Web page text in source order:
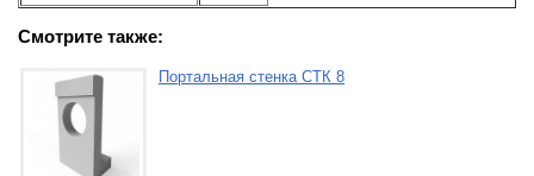
Смотрите также:
Портальная стенка СТК 8